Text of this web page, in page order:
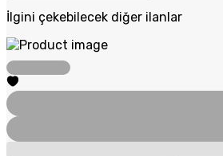
İlgini çekebilecek diğer ilanlar